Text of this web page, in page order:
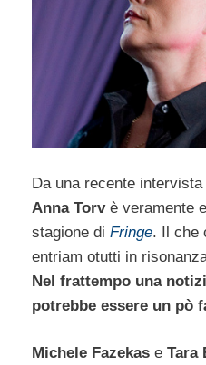
Da una recente
Anna Torvè veramente
stagione di Fringe. Il che
entriam otutti in
Nel frattempo una
potrebbe essere un pò
Michele Fazekas e Tara